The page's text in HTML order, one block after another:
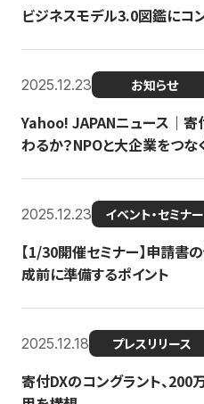
ビジネスモデル3.0図鑑にコ
2025.12.23 お知らせ
Yahoo! JAPANニュース｜
わるか？NPOと大企業をつな
2025.12.23 イベント・セミナー
【1/30開催セミナー】申請書
成前に準備するポイント
2025.12.18 プレスリリース
寄付DXのコングラント、